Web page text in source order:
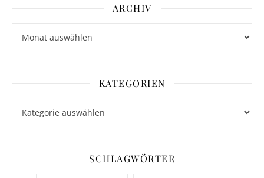
ARCHIV
KATEGORIEN
SCHLAGWÖRTER